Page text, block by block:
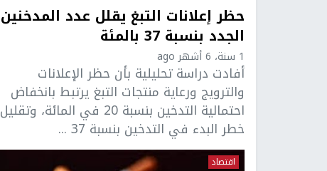
حظر إعلانات التبغ يقلل عدد المدخنين
الجدد بنسبة 37 بالمئة
1 سنة، 6 أشهر ago
أفادت دراسة تحليلية بأن حظر الإعلانات
والترويج ورعاية منتجات التبغ يرتبط بانخفاض
احتمالية التدخين بنسبة 20 في المائة، وتقليل
خطر البدء في التدخين بنسبة 37 ...
اقتصاد